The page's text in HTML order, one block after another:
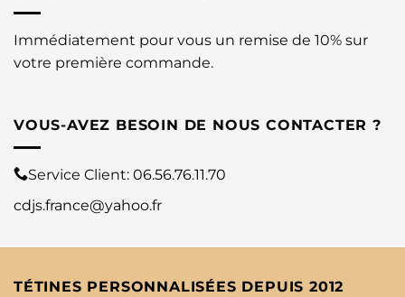
Immédiatement pour vous un remise de 10% sur
votre première commande.
VOUS-AVEZ BESOIN DE NOUS CONTACTER ?
Service Client: 06.56.76.11.70
cdjs.france@yahoo.fr
TÉTINES PERSONNALISÉES DEPUIS 2012